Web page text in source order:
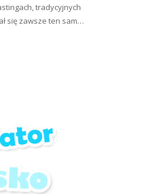
tradycyjnych
się zawsze ten sam…